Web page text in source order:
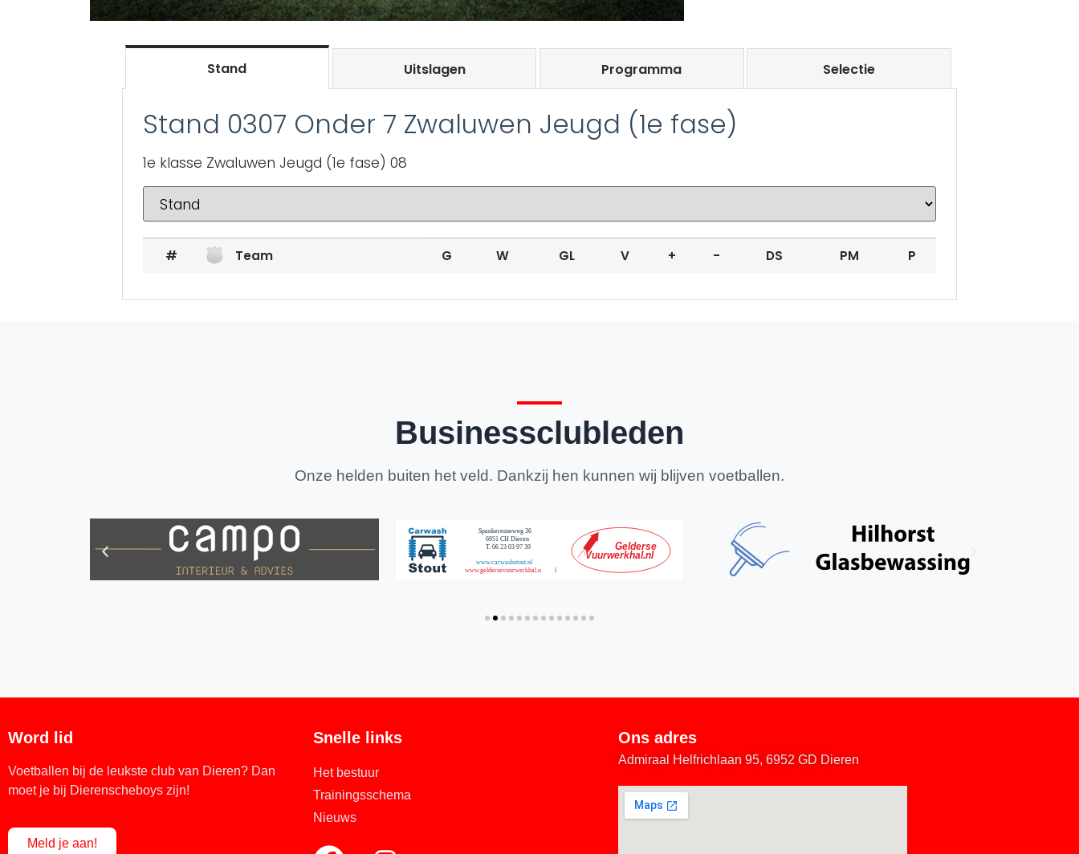
Stand Uitslagen Programma Selectie
Stand 0307 Onder 7 Zwaluwen Jeugd (1e fase)
1e klasse Zwaluwen Jeugd (1e fase) 08
# Team G W GL V + - DS PM P
Businessclubleden
Onze helden buiten het veld. Dankzij hen kunnen wij blijven voetballen.
Word lid
Voetballen bij de leukste club van Dieren? Dan
moet je bij Dierenscheboys zijn!
Meld je aan!
Snelle links
Het bestuur
Trainingsschema
Nieuws
Ons adres
Admiraal Helfrichlaan 95, 6952 GD Dieren